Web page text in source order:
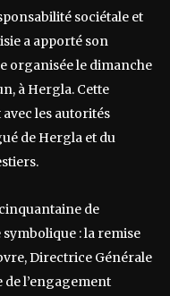
sociétale et
a apporté son
organisée le dimanche
à Hergla. Cette
les autorités
de Hergla et du
de
: la remise
Directrice Générale
de l’engagement